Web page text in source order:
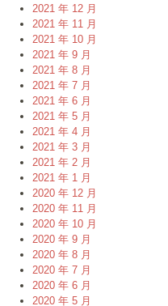
2021 年 12 月
2021 年 11 月
2021 年 10 月
2021 年 9 月
2021 年 8 月
2021 年 7 月
2021 年 6 月
2021 年 5 月
2021 年 4 月
2021 年 3 月
2021 年 2 月
2021 年 1 月
2020 年 12 月
2020 年 11 月
2020 年 10 月
2020 年 9 月
2020 年 8 月
2020 年 7 月
2020 年 6 月
2020 年 5 月